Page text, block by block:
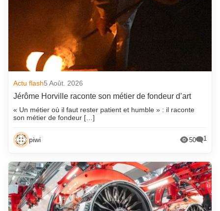
Actu flash5 Août. 2026
Jérôme Horville raconte son métier de fondeur d’art
« Un métier où il faut rester patient et humble » : il raconte
son métier de fondeur […]
piwi 50 1